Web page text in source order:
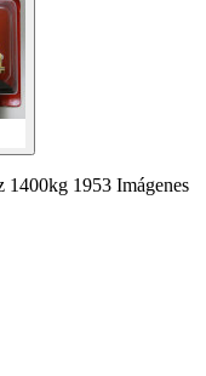
1400kg 1953 Imágenes